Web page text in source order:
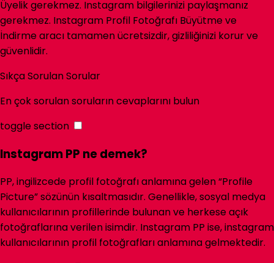
Üyelik gerekmez. Instagram bilgilerinizi paylaşmanız
gerekmez. Instagram Profil Fotoğrafı Büyütme ve
İndirme aracı tamamen ücretsizdir, gizliliğinizi korur ve
güvenlidir.
Sıkça Sorulan Sorular
En çok sorulan soruların cevaplarını bulun
toggle section
Instagram PP ne demek?
PP, ingilizcede profil fotoğrafı anlamına gelen “Profile
Picture” sözünün kısaltmasıdır. Genellikle, sosyal medya
kullanıcılarının profillerinde bulunan ve herkese açık
fotoğraflarına verilen isimdir. Instagram PP ise, instagram
kullanıcılarının profil fotoğrafları anlamına gelmektedir.